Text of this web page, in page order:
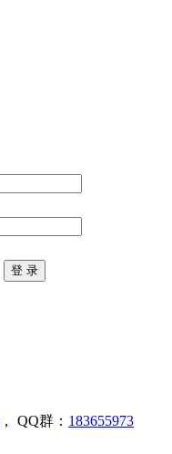
， QQ群： 183655973